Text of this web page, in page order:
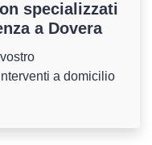
specializzati
a Dovera
a domicilio